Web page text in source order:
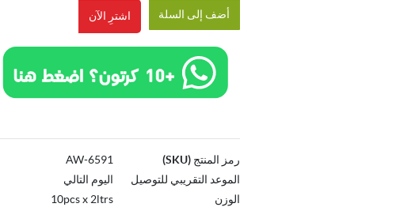
أضف إلى السلة اشترِ الآن
رمز المنتج (SKU)
6591-AW
الموعد التقريبي للتوصيل
اليوم التالي
الوزن
10pcs x 2ltrs